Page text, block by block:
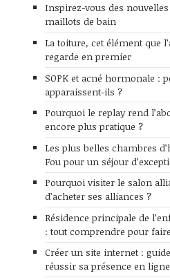
Inspirez-vous des
maillots de bain
La toiture, cet élément que
regarde en premier
SOPK et acné hormonale :
apparaissent-ils ?
Pourquoi le replay rend
encore plus pratique ?
Les plus belles chambres
Fou pour un séjour
Pourquoi visiter le salon
d’acheter ses alliances ?
Résidence principale de
: tout comprendre pour
Créer un site internet :
réussir sa présence en ligne